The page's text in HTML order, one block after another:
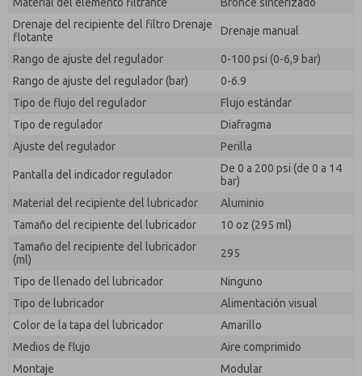
Drenaje del recipiente del filtro Drenaje
flotante
Drenaje manual
Rango de ajuste del regulador
0-100 psi (0-6,9 bar)
Rango de ajuste del regulador (bar)
0-6.9
Tipo de flujo del regulador
Flujo estándar
Tipo de regulador
Diafragma
Ajuste del regulador
Perilla
Pantalla del indicador regulador
De 0 a 200 psi (de 0 a 14
bar)
Material del recipiente del lubricador
Aluminio
Tamaño del recipiente del lubricador
10 oz (295 ml)
Tamaño del recipiente del lubricador
(ml)
295
Tipo de llenado del lubricador
Ninguno
Tipo de lubricador
Alimentación visual
Color de la tapa del lubricador
Amarillo
Medios de flujo
Aire comprimido
Montaje
Modular